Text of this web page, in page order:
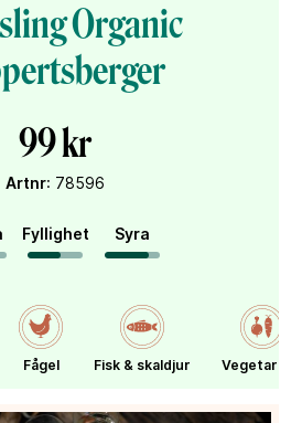
Organic
99 kr
Artnr: 78596
Fyllighet Syra
Fågel Fisk & skaldjur Vegetariskt